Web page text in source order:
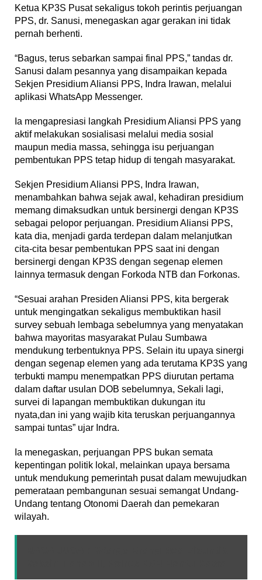
Ketua KP3S Pusat sekaligus tokoh perintis perjuangan
PPS, dr. Sanusi, menegaskan agar gerakan ini tidak
pernah berhenti.
“Bagus, terus sebarkan sampai final PPS,” tandas dr.
Sanusi dalam pesannya yang disampaikan kepada
Sekjen Presidium Aliansi PPS, Indra Irawan, melalui
aplikasi WhatsApp Messenger.
Ia mengapresiasi langkah Presidium Aliansi PPS yang
aktif melakukan sosialisasi melalui media sosial
maupun media massa, sehingga isu perjuangan
pembentukan PPS tetap hidup di tengah masyarakat.
Sekjen Presidium Aliansi PPS, Indra Irawan,
menambahkan bahwa sejak awal, kehadiran presidium
memang dimaksudkan untuk bersinergi dengan KP3S
sebagai pelopor perjuangan. Presidium Aliansi PPS,
kata dia, menjadi garda terdepan dalam melanjutkan
cita-cita besar pembentukan PPS saat ini dengan
bersinergi dengan KP3S dengan segenap elemen
lainnya termasuk dengan Forkoda NTB dan Forkonas.
“Sesuai arahan Presiden Aliansi PPS, kita bergerak
untuk mengingatkan sekaligus membuktikan hasil
survey sebuah lembaga sebelumnya yang menyatakan
bahwa mayoritas masyarakat Pulau Sumbawa
mendukung terbentuknya PPS. Selain itu upaya sinergi
dengan segenap elemen yang ada terutama KP3S yang
terbukti mampu menempatkan PPS diurutan pertama
dalam daftar usulan DOB sebelumnya, Sekali lagi,
survei di lapangan membuktikan dukungan itu
nyata,dan ini yang wajib kita teruskan perjuangannya
sampai tuntas” ujar Indra.
Ia menegaskan, perjuangan PPS bukan semata
kepentingan politik lokal, melainkan upaya bersama
untuk mendukung pemerintah pusat dalam mewujudkan
pemerataan pembangunan sesuai semangat Undang-
Undang tentang Otonomi Daerah dan pemekaran
wilayah.